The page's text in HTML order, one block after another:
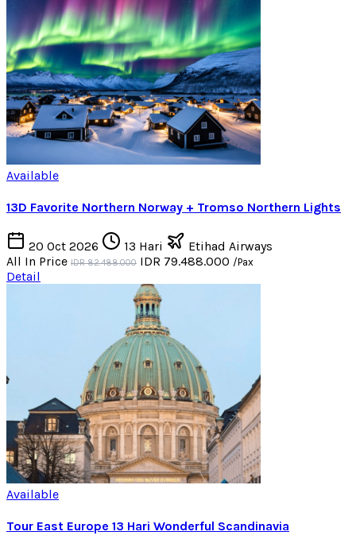
Available
13D Favorite Northern Norway + Tromso Northern Lights
20 Oct 2026 13 Hari
Etihad Airways
All In Price IDR 82.488.000 IDR 79.488.000 /Pax
Detail
Available
Tour East Europe 13 Hari Wonderful Scandinavia